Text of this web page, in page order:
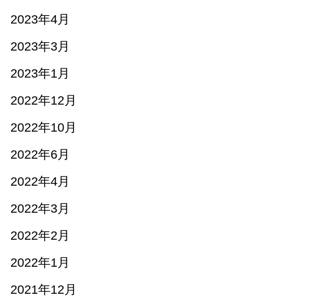
2023年4月
2023年3月
2023年1月
2022年12月
2022年10月
2022年6月
2022年4月
2022年3月
2022年2月
2022年1月
2021年12月